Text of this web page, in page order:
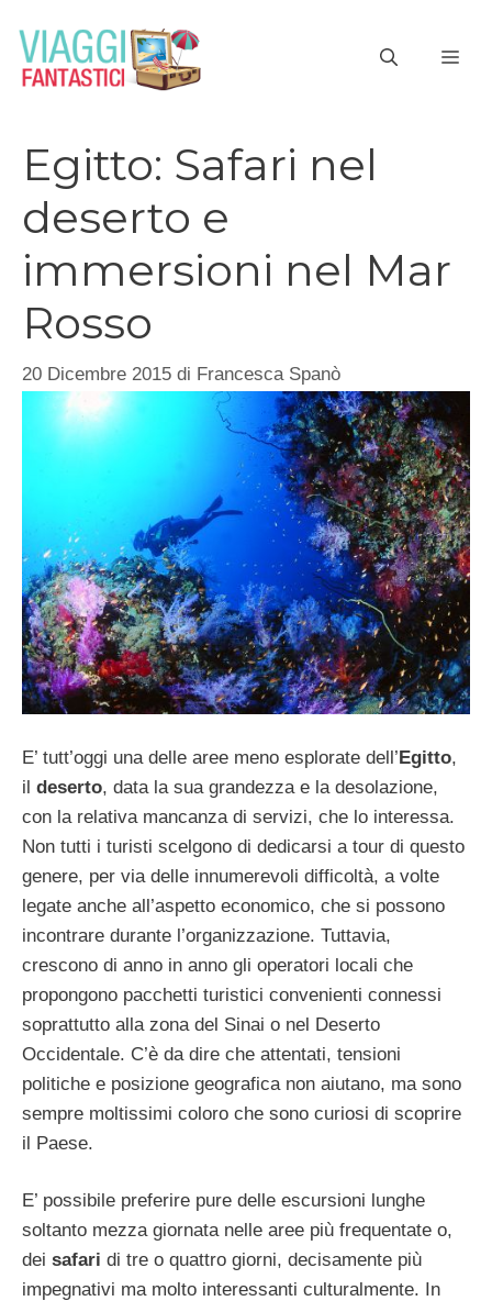
contenuto
Egitto: Safari nel
deserto e
immersioni nel Mar
Rosso
20 Dicembre 2015 di Francesca Spanò
E’ tutt’oggi una delle aree meno esplorate dell’Egitto,
il deserto, data la sua grandezza e la desolazione,
con la relativa mancanza di servizi, che lo interessa.
Non tutti i turisti scelgono di dedicarsi a tour di questo
genere, per via delle innumerevoli difficoltà, a volte
legate anche all’aspetto economico, che si possono
incontrare durante l’organizzazione. Tuttavia,
crescono di anno in anno gli operatori locali che
propongono pacchetti turistici convenienti connessi
soprattutto alla zona del Sinai o nel Deserto
Occidentale. C’è da dire che attentati, tensioni
politiche e posizione geografica non aiutano, ma sono
sempre moltissimi coloro che sono curiosi di scoprire
il Paese.
E’ possibile preferire pure delle escursioni lunghe
soltanto mezza giornata nelle aree più frequentate o,
dei safari di tre o quattro giorni, decisamente più
impegnativi ma molto interessanti culturalmente. In